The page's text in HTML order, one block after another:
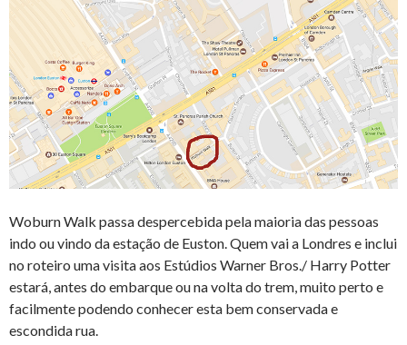
Woburn Walk passa despercebida pela maioria das pessoas
indo ou vindo da estação de Euston. Quem vai a Londres e inclui
no roteiro uma visita aos Estúdios Warner Bros./ Harry Potter
estará, antes do embarque ou na volta do trem, muito perto e
facilmente podendo conhecer esta bem conservada e
escondida rua.